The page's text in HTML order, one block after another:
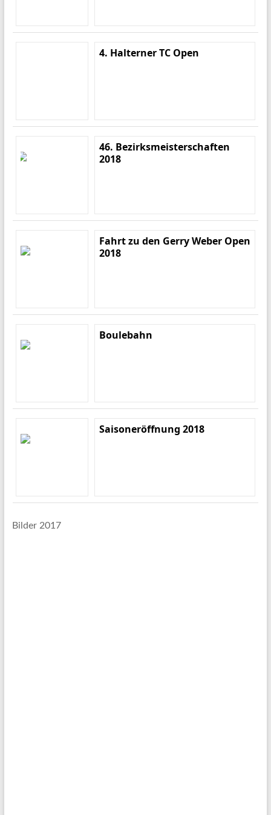
4. Halterner TC Open
46. Bezirksmeisterschaften
2018
Fahrt zu den Gerry Weber Open
2018
Boulebahn
Saisoneröffnung 2018
Bilder 2017